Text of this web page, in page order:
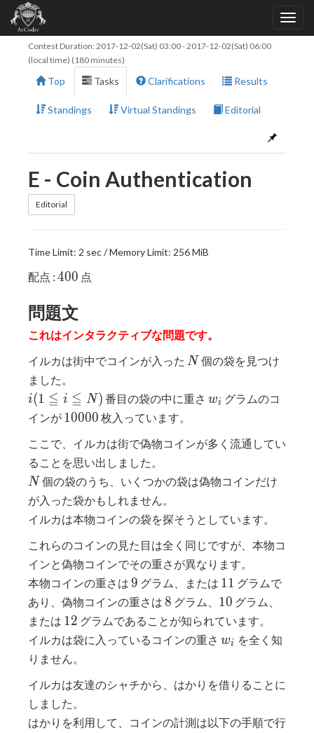
Contest Duration: 2017-12-02(Sat) 03:00-2017-12-02(Sat) 06:00
(local time) (180 minutes)
Top Tasks Clarifications Results
Standings Virtual Standings Editorial
E - Coin Authentication
Editorial
Time Limit: 2 sec / Memory Limit: 256 MiB
配点 : 400
400 点
問題文
これはインタラクティブな問題です。
イルカは街中でコインが入った N
N 個の袋を見つけ
ました。
i(1≦i≦N)
i(1 ≦ i ≦ N) 番目の袋の中に重さ w_i
wi グラムのコ
インが 10000
10000 枚入っています。
ここで、イルカは街で偽物コインが多く流通してい
ることを思い出しました。
N
N 個の袋のうち、いくつかの袋は偽物コインだけ
が入った袋かもしれません。
イルカは本物コインの袋を探そうとしています。
これらのコインの見た目は全く同じですが、本物コ
インと偽物コインでその重さが異なります。
本物コインの重さは 9
9 グラム、または 11
11 グラムで
あり、偽物コインの重さは 8
8 グラム、 10
10 グラム、
または 12
12 グラムであることが知られています。
イルカは袋に入っているコインの重さ w_i
wi
を全く知
りません。
イルカは友達のシャチから、はかりを借りることに
しました。
はかりを利用して、コインの計測は以下の手順で行